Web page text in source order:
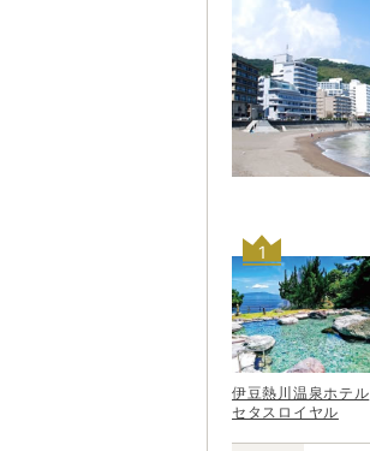
1
伊豆熱川温泉ホテル
セタスロイヤル